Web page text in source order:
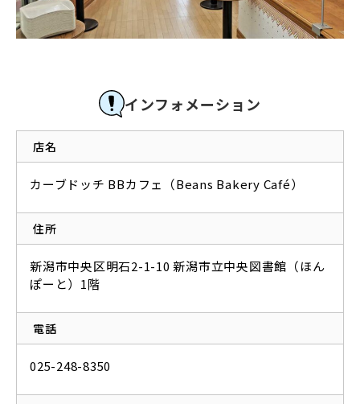
インフォメーション
店名
カーブドッチ BBカフェ（Beans Bakery Café）
住所
新潟市中央区明石2-1-10 新潟市立中央図書館（ほん
ぽーと）1階
電話
025-248-8350